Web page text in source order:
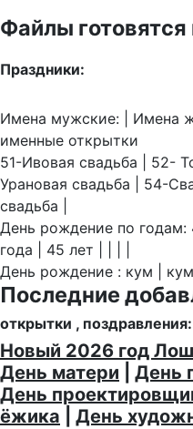
Файлы готовятся
Праздники:
Имена мужские: | Имена
именные открытки
51-Ивовая свадьба | 52-
Урановая свадьба | 54-
свадьба |
День рождение по годам:
года | 45 лет | | | |
День рождение : кум |
Последние
открытки , поздравления:
Новый 2026 год
День матери
День
День
ёжика
День